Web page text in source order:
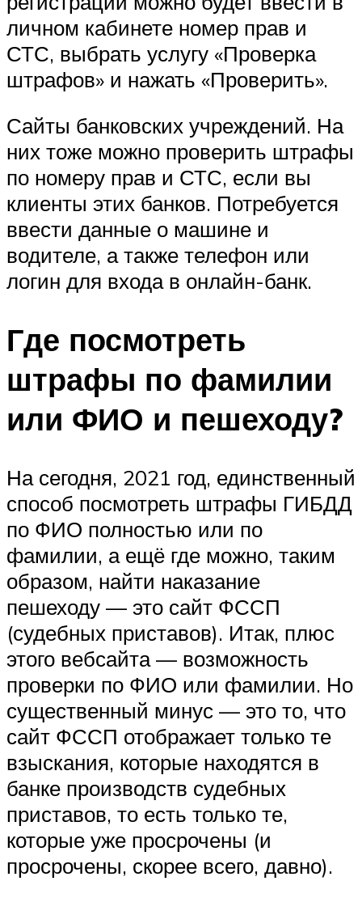
личном кабинете номер прав и
СТС, выбрать услугу «Проверка
штрафов» и нажать «Проверить».
Сайты банковских учреждений. На
них тоже можно проверить штрафы
по номеру прав и СТС, если вы
клиенты этих банков. Потребуется
ввести данные о машине и
водителе, а также телефон или
логин для входа в онлайн-банк.
Где посмотреть
штрафы по фамилии
или ФИО и пешеходу?
На сегодня, 2021 год, единственный
способ посмотреть штрафы ГИБДД
по ФИО полностью или по
фамилии, а ещё где можно, таким
образом, найти наказание
пешеходу — это сайт ФССП
(судебных приставов). Итак, плюс
этого вебсайта — возможность
проверки по ФИО или фамилии. Но
существенный минус — это то, что
сайт ФССП отображает только те
взыскания, которые находятся в
банке производств судебных
приставов, то есть только те,
которые уже просрочены (и
просрочены, скорее всего, давно).